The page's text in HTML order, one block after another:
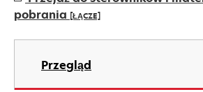
pobrania [ŁĄCZE]
opens
new
Przegląd